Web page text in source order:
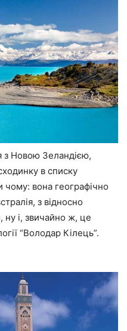
з Новою Зеландією,
в списку
чому: вона географічно
з відносно
і, звичайно ж, це
“Володар Кілець”.